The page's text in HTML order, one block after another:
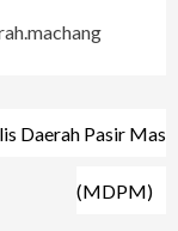
Daerah Pasir Mas
(MDPM)